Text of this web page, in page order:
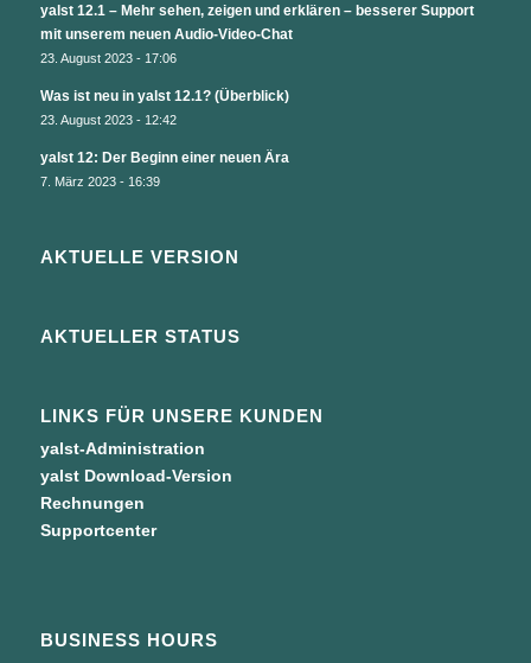
yalst 12.1 – Mehr sehen, zeigen und erklären – besserer Support
mit unserem neuen Audio-Video-Chat
23. August 2023 - 17:06
Was ist neu in yalst 12.1? (Überblick)
23. August 2023 - 12:42
yalst 12: Der Beginn einer neuen Ära
7. März 2023 - 16:39
AKTUELLE VERSION
AKTUELLER STATUS
LINKS FÜR UNSERE KUNDEN
yalst-Administration
yalst Download-Version
Rechnungen
Supportcenter
BUSINESS HOURS